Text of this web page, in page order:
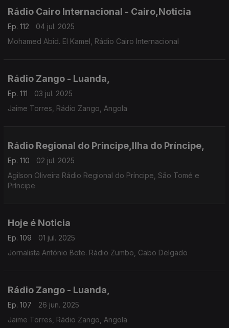
Rádio Cairo Internacional - Cairo,Noticia
Ep. 112
04 jul. 2025
Mohamed Abid. El Kamel, Rádio Cairo Internacional
Rádio Zango - Luanda,
Ep. 111
03 jul. 2025
Jaime Torres, Rádio Zango, Angola
Rádio Regional do Príncipe,Ilha do Príncipe,
Ep. 110
02 jul. 2025
Agilson Oliveira Rádio Regional do Príncipe, São Tomé e
Príncipe
Hoje é Noticia
Ep. 109
01 jul. 2025
Jornalista António Bote. Rádio Zumbo, Cabo Delgado
Rádio Zango - Luanda,
Ep. 107
26 jun. 2025
Jaime Torres, Rádio Zango, Angola